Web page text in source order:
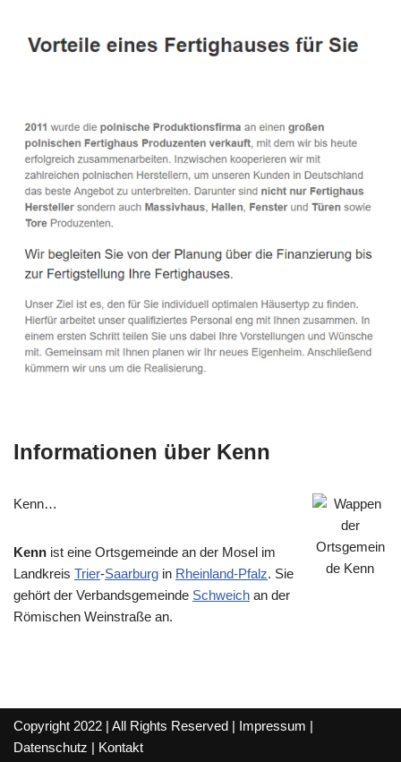
Informationen über Kenn
Kenn…
Kenn ist eine Ortsgemeinde an der Mosel im
Landkreis Trier-Saarburg in Rheinland-Pfalz. Sie
gehört der Verbandsgemeinde Schweich an der
Römischen Weinstraße an.
Copyright 2022 | All Rights Reserved | Impressum |
Datenschutz | Kontakt